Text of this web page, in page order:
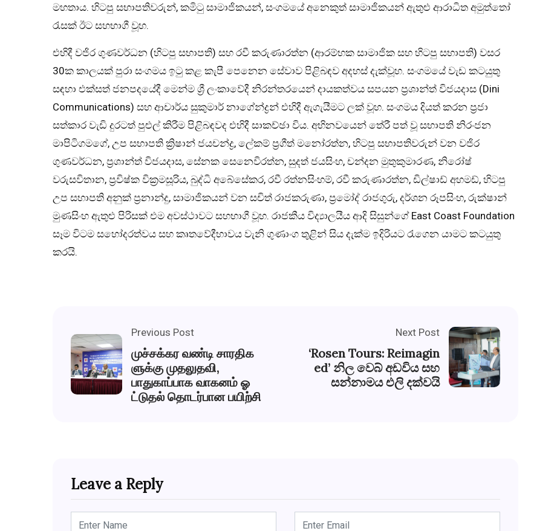
මහතාය. හිටපු සභාපතිවරුන්, කමිටු සාමාජිකයන්, සංගමයේ අනෙකුත් සාමාජිකයන් ඇතුළු ආරාධිත අමුත්තෝ
රැසක් ඊට සහභාගී වූහ.
එහිදී වජිර ගුණවර්ධන (හිටපු සභාපති) සහ රවී කරුණාරත්න (ආරම්භක සාමාජික සහ හිටපු සභාපති) වසර
30ක කාලයක් පුරා සංගමය ඉටු කළ කැපී පෙනෙන සේවාව පිළිබඳව අදහස් දැක්වූහ. සංගමයේ වැඩ කටයුතු
සඳහා එක්සත් ජනපදයේදී මෙන්ම ශ්‍රී ලංකාවේදී නිරන්තරයෙන් දායකත්වය සපයන ප්‍රශාන්ත් විජයදාස (Dini
Communications) සහ ආචාර්ය සුකුමාර් නාගේන්ද්‍රන් එහිදී ඇගැයීමට ලක් වූහ. සංගමය දියත් කරන ප්‍රජා
සත්කාර වැඩි දුරටත් පුළුල් කිරීම පිළිබඳවද එහිදී සාකච්ඡා විය. අභිනවයෙන් තේරී පත් වූ සභාපති නිරංජන
මාපිටිගමගේ, උප සභාපති ක්‍රිෂාන් ජයචන්ද්‍ර, ලේකම් ප්‍රගීත් මනෝරත්න, හිටපු සභාපතිවරුන් වන වජිර
ගුණවර්ධන, ප්‍රශාන්ත් විජයදාස, සේනක සෙනෙවිරත්න, සුදත් ජයසිංහ, චන්දන මුතුකුමාරණ, නිරෝෂ්
වරුසවිතාන, ප්‍රවිෂ්ක වික්‍රමසූරිය, බුද්ධි අබේසේකර, රවී රත්නසිංහම්, රවී කරුණාරත්න, ඩිල්ෂාඩ් අහමඩ්, හිටපු
උප සභාපති අනුක් ප්‍රනාන්දු, සාමාජිකයන් වන සචිත් රාජකරුණා, ප්‍රමෝද් රාජගුරු, දර්ශන රූපසිංහ, රුක්ෂාන්
මුණසිංහ ඇතුළු පිරිසක් එම අවස්ථාවට සහභාගී වූහ. රාජකීය විද්‍යාලයීය ආදි සිසුන්ගේ East Coast Foundation
සෑම විටම සහෝදරත්වය සහ කෘතවේදීභාවය වැනි ගුණාංග තුළින් සිය දැක්ම ඉදිරියට රැගෙන යාමට කටයුතු
කරයි.
Previous Post
முச்சக்கர வண்டி சாரதிக
ளுக்கு முதலுதவி,
பாதுகாப்பாக வாகனம் ஓ
ட்டுதல் தொடர்பான பயிற்சி
Next Post
‘Rosen Tours: Reimagin
ed’ නිල වෙබ් අඩවිය සහ
සන්නාමය එලි දක්වයි
Leave a Reply